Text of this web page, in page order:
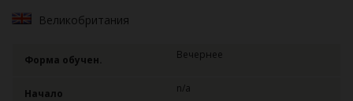
Великобритания
Форма обучен. Вечернее
Начало n/a